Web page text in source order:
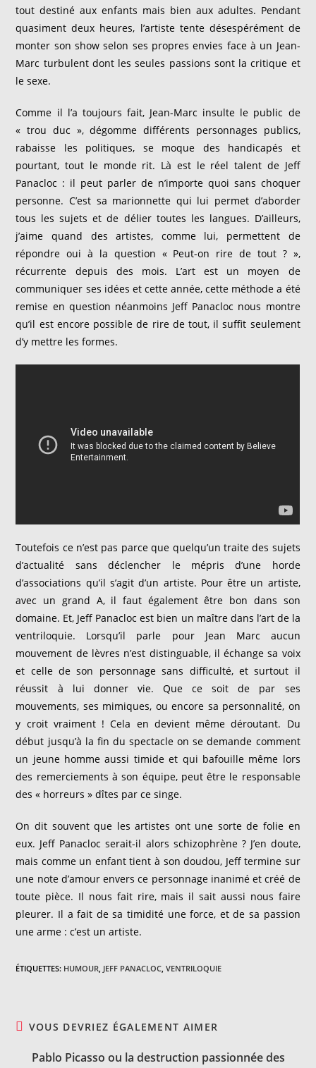
tout destiné aux enfants mais bien aux adultes. Pendant
quasiment deux heures, l’artiste tente désespérément de
monter son show selon ses propres envies face à un Jean-
Marc turbulent dont les seules passions sont la critique et
le sexe.
Comme il l’a toujours fait, Jean-Marc insulte le public de
« trou duc », dégomme différents personnages publics,
rabaisse les politiques, se moque des handicapés et
pourtant, tout le monde rit. Là est le réel talent de Jeff
Panacloc : il peut parler de n’importe quoi sans choquer
personne. C’est sa marionnette qui lui permet d’aborder
tous les sujets et de délier toutes les langues. D’ailleurs,
j’aime quand des artistes, comme lui, permettent de
répondre oui à la question « Peut-on rire de tout ? »,
récurrente depuis des mois. L’art est un moyen de
communiquer ses idées et cette année, cette méthode a été
remise en question néanmoins Jeff Panacloc nous montre
qu’il est encore possible de rire de tout, il suffit seulement
d’y mettre les formes.
Toutefois ce n’est pas parce que quelqu’un traite des sujets
d’actualité sans déclencher le mépris d’une horde
d’associations qu’il s’agit d’un artiste. Pour être un artiste,
avec un grand A, il faut également être bon dans son
domaine. Et, Jeff Panacloc est bien un maître dans l’art de la
ventriloquie. Lorsqu’il parle pour Jean Marc aucun
mouvement de lèvres n’est distinguable, il échange sa voix
et celle de son personnage sans difficulté, et surtout il
réussit à lui donner vie. Que ce soit de par ses
mouvements, ses mimiques, ou encore sa personnalité, on
y croit vraiment ! Cela en devient même déroutant. Du
début jusqu’à la fin du spectacle on se demande comment
un jeune homme aussi timide et qui bafouille même lors
des remerciements à son équipe, peut être le responsable
des « horreurs » dîtes par ce singe.
On dit souvent que les artistes ont une sorte de folie en
eux. Jeff Panacloc serait-il alors schizophrène ? J’en doute,
mais comme un enfant tient à son doudou, Jeff termine sur
une note d’amour envers ce personnage inanimé et créé de
toute pièce. Il nous fait rire, mais il sait aussi nous faire
pleurer. Il a fait de sa timidité une force, et de sa passion
une arme : c’est un artiste.
ÉTIQUETTES: HUMOUR JEFF PANACLOC VENTRILOQUIE
VOUS DEVRIEZ ÉGALEMENT AIMER
Pablo Picasso ou la destruction passionnée des